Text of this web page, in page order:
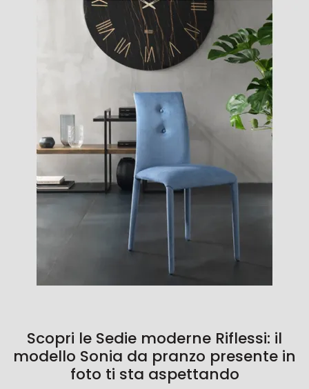
Scopri le Sedie moderne Riflessi: il
modello Sonia da pranzo presente in
foto ti sta aspettando